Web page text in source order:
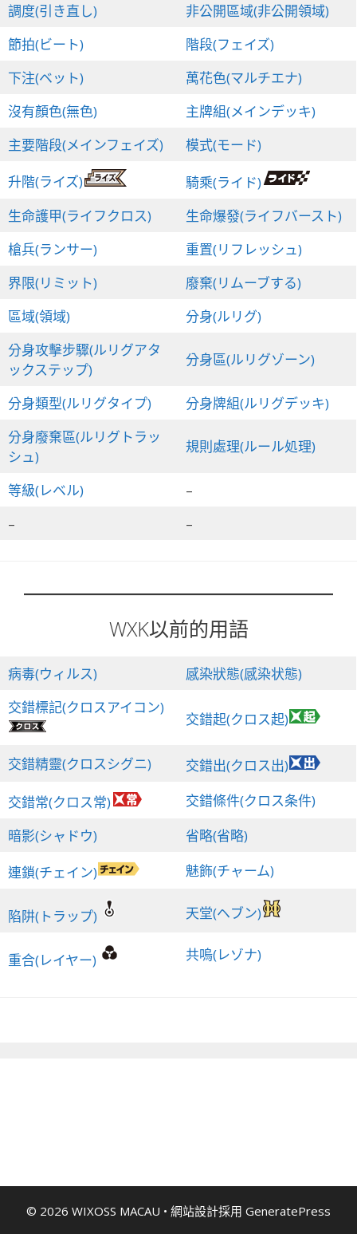
調度(引き直し)
非公開區域(非公開領域)
節拍(ビート)
階段(フェイズ)
下注(ベット)
萬花色(マルチエナ)
沒有顏色(無色)
主牌組(メインデッキ)
主要階段(メインフェイズ)
模式(モード)
升階(ライズ)
騎乘(ライド)
生命護甲(ライフクロス)
生命爆發(ライフバースト)
槍兵(ランサー)
重置(リフレッシュ)
界限(リミット)
廢棄(リムーブする)
區域(領域)
分身(ルリグ)
分身攻擊步驟(ルリグアタ
ックステップ)
分身區(ルリグゾーン)
分身類型(ルリグタイプ)
分身牌組(ルリグデッキ)
分身廢棄區(ルリグトラッ
シュ)
規則處理(ルール処理)
等級(レベル)
–
–
–
WXK以前的用語
病毒(ウィルス)
感染狀態(感染状態)
交錯標記(クロスアイコン)
交錯起(クロス起)
交錯精靈(クロスシグニ)
交錯出(クロス出)
交錯常(クロス常)
交錯條件(クロス条件)
暗影(シャドウ)
省略(省略)
連鎖(チェイン)
魅飾(チャーム)
陷阱(トラップ) 天堂(ヘブン)
重合(レイヤー) 共嗚(レゾナ)
© 2026 WIXOSS MACAU • 網站設計採用 GeneratePress